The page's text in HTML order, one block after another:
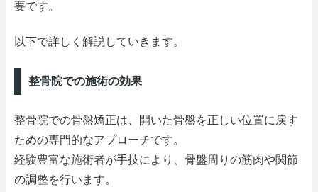
要です。
以下で詳しく解説していきます。
整骨院での施術の効果
整骨院での骨盤矯正は、開いた骨盤を正しい位置に戻す
ための専門的なアプローチです。
経験豊富な施術者が手技により、骨盤周りの筋肉や関節
の調整を行います。